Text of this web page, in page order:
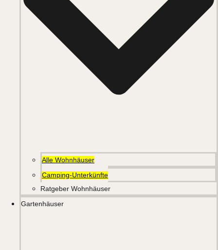
Alle Wohnhäuser
Camping-Unterkünfte
Ratgeber Wohnhäuser
Gartenhäuser